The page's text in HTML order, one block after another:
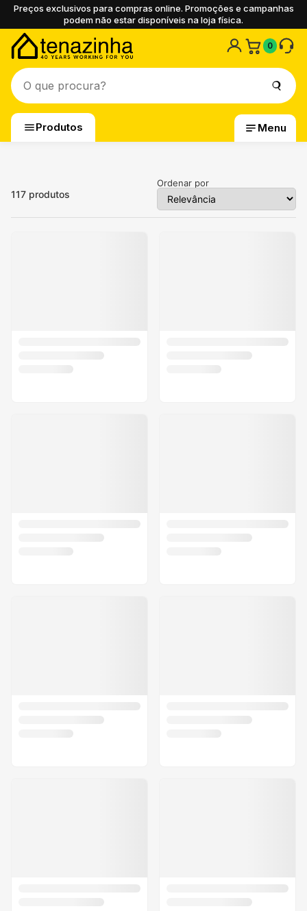
Preços exclusivos para compras online. Promoções e campanhas
podem não estar disponíveis na loja física.
0
Produtos Menu
117 produtos
Ordenar por